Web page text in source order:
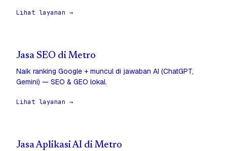
Lihat layanan →
Jasa SEO di Metro
Naik ranking Google + muncul di jawaban AI (ChatGPT,
Gemini) — SEO & GEO lokal.
Lihat layanan →
Jasa Aplikasi AI di Metro